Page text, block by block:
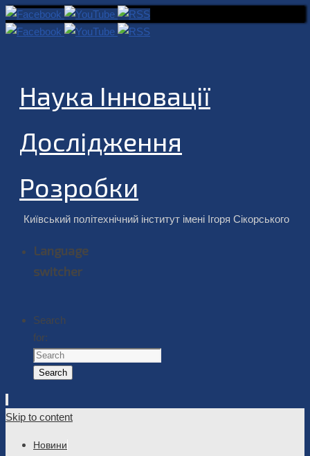
Наука Інновації
Дослідження
Розробки
Київський політехнічний інститут імені Ігоря Сікорського
Language
switcher
Search
for:
Search
Skip to content
Новини